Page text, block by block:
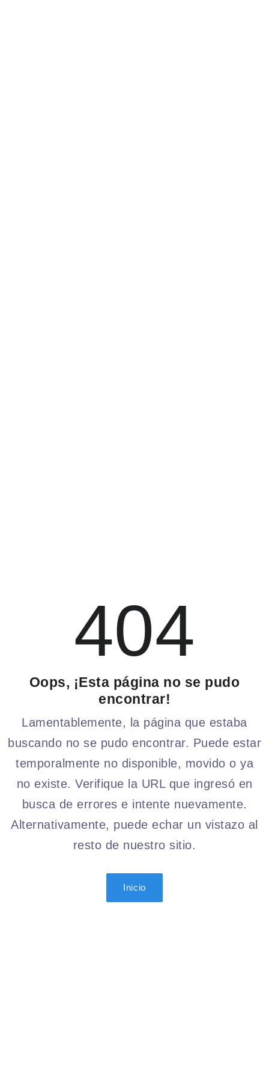
404
Oops, ¡Esta página no se pudo
encontrar!
Lamentablemente, la página que estaba
buscando no se pudo encontrar. Puede estar
temporalmente no disponible, movido o ya
no existe. Verifique la URL que ingresó en
busca de errores e intente nuevamente.
Alternativamente, puede echar un vistazo al
resto de nuestro sitio.
Inicio